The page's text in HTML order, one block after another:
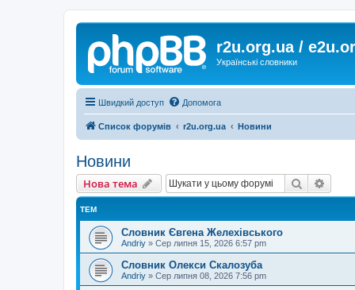
r2u.org.ua /
Українські словники
Швидкий доступ Допомога
Список форумів r2u.org.ua Новини
Новини
Нова тема Пошук
ТЕМ
Словник Євгена Желехівського
Andriy » Сер липня 15, 2026 6:57 pm
Словник Олекси Скалозуба
Andriy » Сер липня 08, 2026 7:56 pm